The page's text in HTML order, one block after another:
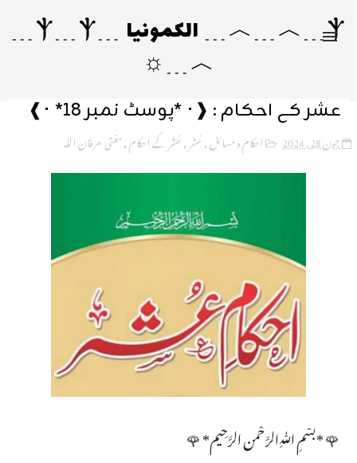
Ⲯ﹍︿﹍︿﹍ الکمونیا ﹍Ⲯ﹍Ⲯ﹍
︿﹍☼
عشر کے احکام : ❰･ *پوسٹ نمبر 18* ･❱
جون 28, 2024 احکام و مسائل,عُشر,عُشر کے احکام,مفتی عرفان اللہ
🌹 *بسْمِ ﷲِالرَّحْمن الرَّحِيم* 🌹